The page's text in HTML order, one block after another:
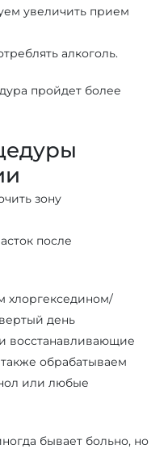
увеличить прием
алкоголь.
пройдет более
зону
после
хлоргекседином/
день
восстанавливающие
обрабатываем
или любые
бывает больно, но